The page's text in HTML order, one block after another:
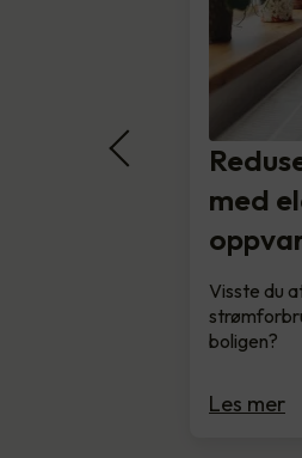
med
Visste du
boligen?
Les mer